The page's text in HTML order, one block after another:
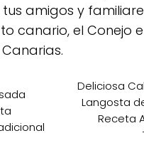
amigos y
canario, el Conejo
Deliciosa
Langosta
Receta